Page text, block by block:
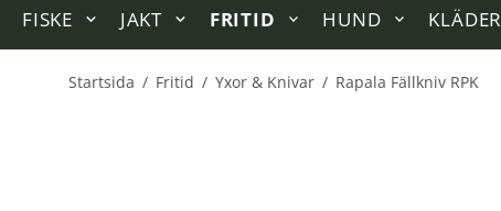
FISKE JAKT FRITID HUND KLÄDER
Startsida / Fritid / Yxor & Knivar / Rapala Fällkniv RPK